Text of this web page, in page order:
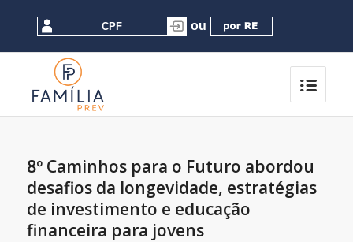
8º Caminhos para o Futuro abordou
desafios da longevidade, estratégias
de investimento e educação
financeira para jovens